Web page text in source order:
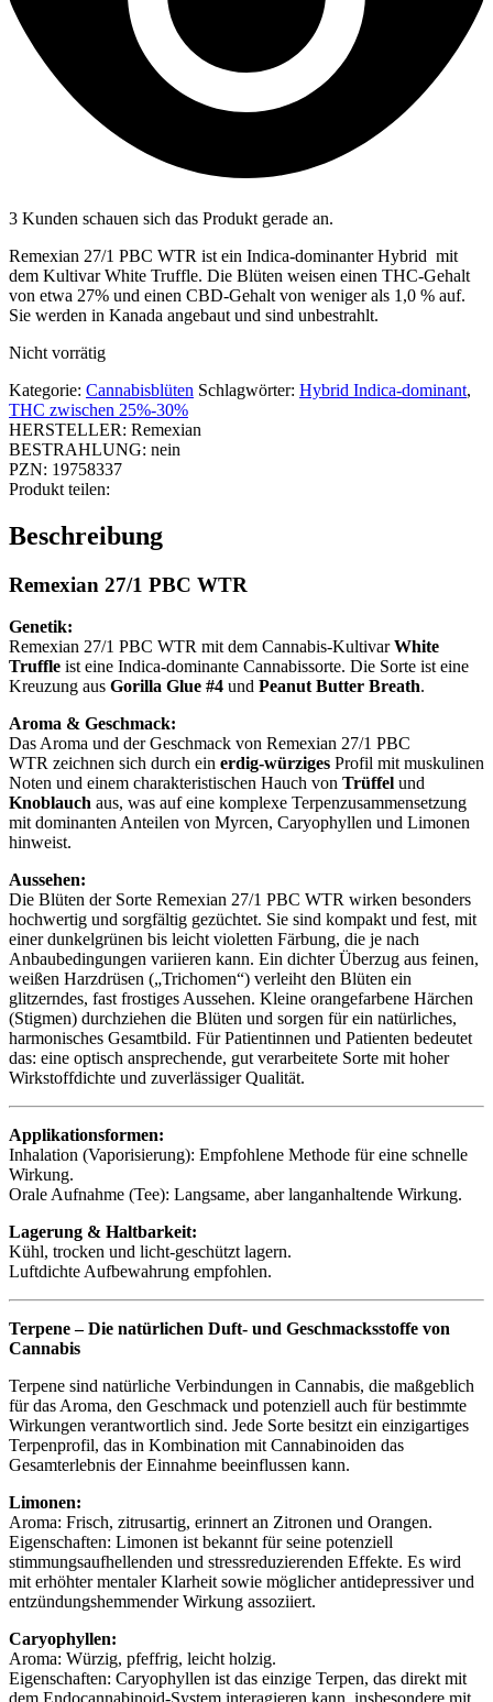
3 Kunden schauen sich das Produkt gerade an.
Remexian 27/1 PBC WTR ist ein Indica-dominanter Hybrid mit
dem Kultivar White Truffle. Die Blüten weisen einen THC-Gehalt
von etwa 27% und einen CBD-Gehalt von weniger als 1,0 % auf.
Sie werden in Kanada angebaut und sind unbestrahlt.
Nicht vorrätig
Kategorie: Cannabisblüten Schlagwörter: Hybrid Indica-dominant,
THC zwischen 25%-30%
HERSTELLER: Remexian
BESTRAHLUNG: nein
PZN: 19758337
Produkt teilen:
Beschreibung
Remexian 27/1 PBC WTR
Genetik:
Remexian 27/1 PBC WTR mit dem Cannabis-KultivarWhite
Truffle ist eine Indica-dominante Cannabissorte. Die Sorte ist eine
Kreuzung aus Gorilla Glue #4 und Peanut Butter Breath.
Aroma & Geschmack:
Das Aroma und der Geschmack von Remexian 27/1 PBC
WTR zeichnen sich durch ein erdig-würziges Profil mit muskulinen
Noten und einem charakteristischen Hauch von Trüffel und
Knoblauch aus, was auf eine komplexe Terpenzusammensetzung
mit dominanten Anteilen von Myrcen, Caryophyllen und Limonen
hinweist.
Aussehen:
Die Blüten der Sorte Remexian 27/1 PBC WTR wirken besonders
hochwertig und sorgfältig gezüchtet. Sie sind kompakt und fest, mit
einer dunkelgrünen bis leicht violetten Färbung, die je nach
Anbaubedingungen variieren kann. Ein dichter Überzug aus feinen,
weißen Harzdrüsen („Trichomen“) verleiht den Blüten ein
glitzerndes, fast frostiges Aussehen. Kleine orangefarbene Härchen
(Stigmen) durchziehen die Blüten und sorgen für ein natürliches,
harmonisches Gesamtbild. Für Patientinnen und Patienten bedeutet
das: eine optisch ansprechende, gut verarbeitete Sorte mit hoher
Wirkstoffdichte und zuverlässiger Qualität.
Applikationsformen:
Inhalation (Vaporisierung): Empfohlene Methode für eine schnelle
Wirkung.
Orale Aufnahme (Tee): Langsame, aber langanhaltende Wirkung.
Lagerung & Haltbarkeit:
Kühl, trocken und licht-geschützt lagern.
Luftdichte Aufbewahrung empfohlen.
Terpene – Die natürlichen Duft- und Geschmacksstoffe von
Cannabis
Terpene sind natürliche Verbindungen in Cannabis, die maßgeblich
für das Aroma, den Geschmack und potenziell auch für bestimmte
Wirkungen verantwortlich sind. Jede Sorte besitzt ein einzigartiges
Terpenprofil, das in Kombination mit Cannabinoiden das
Gesamterlebnis der Einnahme beeinflussen kann.
Limonen:
Aroma: Frisch, zitrusartig, erinnert an Zitronen und Orangen.
Eigenschaften: Limonen ist bekannt für seine potenziell
stimmungsaufhellenden und stressreduzierenden Effekte. Es wird
mit erhöhter mentaler Klarheit sowie möglicher antidepressiver und
entzündungshemmender Wirkung assoziiert.
Caryophyllen:
Aroma: Würzig, pfeffrig, leicht holzig.
Eigenschaften: Caryophyllen ist das einzige Terpen, das direkt mit